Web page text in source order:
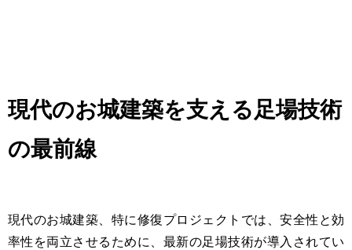
現代のお城建築を支える足場技術
の最前線
現代のお城建築、特に修復プロジェクトでは、安全性と効
率性を両立させるために、最新の足場技術が導入されてい